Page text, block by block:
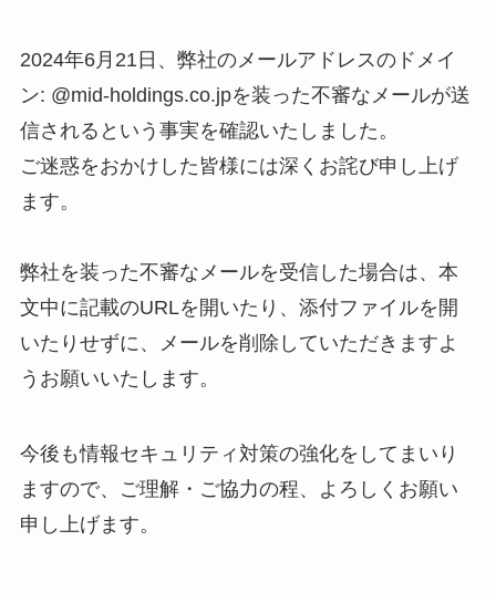
2024年6月21日、弊社のメールアドレスのドメイ
ン: @mid-holdings.co.jpを装った不審なメールが送
信されるという事実を確認いたしました。
ご迷惑をおかけした皆様には深くお詫び申し上げ
ます。
弊社を装った不審なメールを受信した場合は、本
文中に記載のURLを開いたり、添付ファイルを開
いたりせずに、メールを削除していただきますよ
うお願いいたします。
今後も情報セキュリティ対策の強化をしてまいり
ますので、ご理解・ご協力の程、よろしくお願い
申し上げます。